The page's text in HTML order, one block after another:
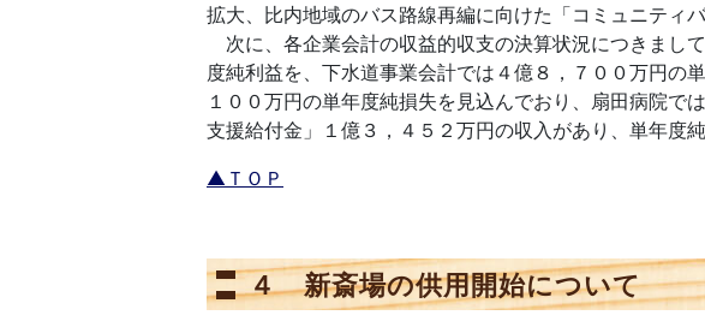
拡大、比内地域のバス路線再編に向けた「コミュニティ
次に、各企業会計の収益的収支の決算状況につきまし
度純利益を、下水道事業会計では４億８，７００万円の
１００万円の単年度純損失を見込んでおり、扇田病院
支援給付金」１億３，４５２万円の収入があり、単年度
▲ＴＯＰ
４ 新斎場の供用開始について